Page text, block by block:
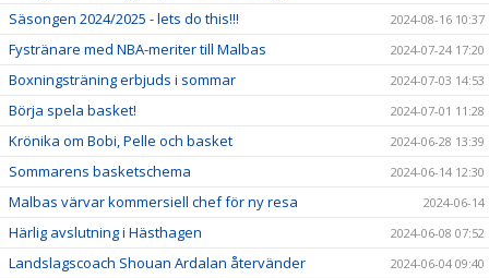
Säsongen 2024/2025 - lets do this!!! 2024-08-16 10:37
Fystränare med NBA-meriter till Malbas 2024-07-24 17:20
Boxningsträning erbjuds i sommar 2024-07-03 14:53
Börja spela basket! 2024-07-01 11:28
Krönika om Bobi, Pelle och basket 2024-06-28 13:39
Sommarens basketschema 2024-06-14 12:30
Malbas värvar kommersiell chef för ny resa 2024-06-14
Härlig avslutning i Hästhagen 2024-06-08 07:52
Landslagscoach Shouan Ardalan återvänder 2024-06-04 09:40